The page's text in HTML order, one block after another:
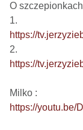
O szczepionkach
https://
https://
https://youtu.be/